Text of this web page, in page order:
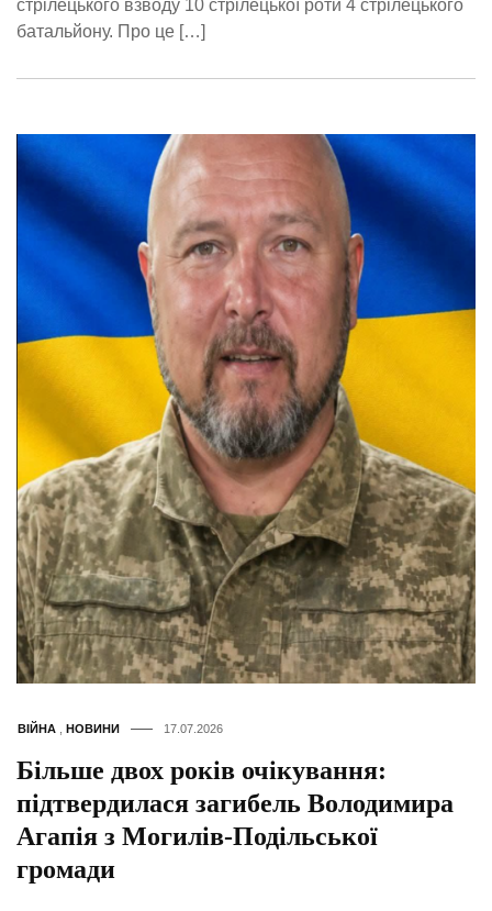
стрілецького взводу 10 стрілецької роти 4 стрілецького
батальйону. Про це […]
ВІЙНА НОВИНИ 17.07.2026
Більше двох років очікування:
підтвердилася загибель Володимира
Агапія з Могилів-Подільської
громади